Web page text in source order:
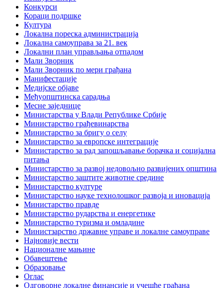
Конкурси
Кораци подршке
Култура
Локална пореска администрација
Локална самоуправа за 21. век
Локални план управљања отпадом
Мали Зворник
Мали Зворник по мери грађана
Манифестације
Медијске објаве
Међуопштинска сарадња
Месне заједнице
Министарства у Влади Републике Србије
Министарство грађевинарства
Министарство за бригу о селу
Министарство за европске интеграције
Министарство за рад запошљавање борачка и социјална
питања
Министарство за развој недовољно развијених општина
Министарство заштите животне средине
Министарство културе
Министарство науке технолошког развоја и иновација
Министарство правде
Министарство рударства и енергетике
Министарство туризма и омладине
Министзарство државне управе и локалне самоуправе
Најновије вести
Националне мањине
Обавештење
Образовање
Оглас
Одговорне локалне финансије и учешће грађана